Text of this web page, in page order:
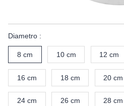
Diametro :
8 cm 10 cm 12 cm
16 cm 18 cm 20 cm
24 cm 26 cm 28 cm